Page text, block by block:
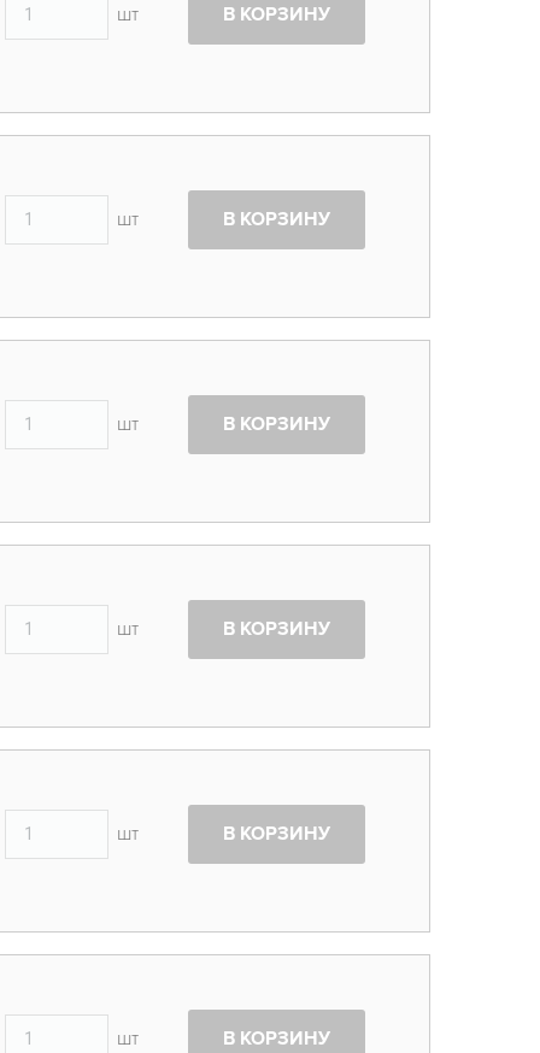
шт В КОРЗИНУ
шт В КОРЗИНУ
шт В КОРЗИНУ
шт В КОРЗИНУ
шт В КОРЗИНУ
шт В КОРЗИНУ